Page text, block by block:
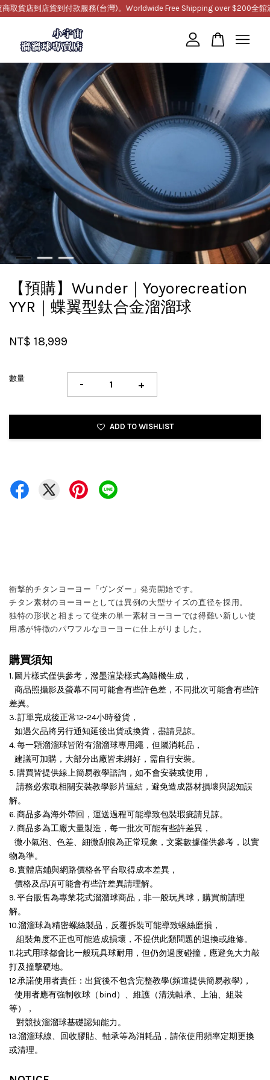
取貨店到店貨到付款服務(台灣)。Worldwide Free Shipping over $200全館滿
【預購】Wunder｜Yoyorecreation
YYR｜蝶翼型鈦合金溜溜球
NT$ 18,999
數量 - +
ADD TO WISHLIST
衝撃的チタンヨーヨー「ヴンダー」発売開始です。
チタン素材のヨーヨーとしては異例の大型サイズの直径を採用。
独特の形状と相まって従来の単一素材ヨーヨーでは得難い新しい使
用感が特徴のパワフルなヨーヨーに仕上がりました。
購買須知
1. 圖片樣式僅供參考，潑墨渲染樣式為隨機生成，
商品照攝影及螢幕不同可能會有些許色差，不同批次可能會有些許
差異。
3. 訂單完成後正常12-24小時發貨，
如遇欠品將另行通知延後出貨或換貨，盡請見諒。
4. 每一顆溜溜球皆附有溜溜球專用繩，但屬消耗品，
建議可加購，大部分出廠皆未綁好，需自行安裝。
5. 購買皆提供線上簡易教學諮詢，如不會安裝或使用，
請務必索取相關安裝教學影片連結，避免造成器材損壞與認知誤
解。
6. 商品多為海外帶回，運送過程可能導致包裝瑕疵請見諒。
7. 商品多為工廠大量製造，每一批次可能有些許差異，
微小氣泡、色差、細微刮痕為正常現象，文案數據僅供參考，以實
物為準。
8. 實體店鋪與網路價格各平台取得成本差異，
價格及品項可能會有些許差異請理解。
9. 平台販售為專業花式溜溜球商品，非一般玩具球，購買前請理
解。
10.溜溜球為精密螺絲製品，反覆拆裝可能導致螺絲磨損，
組裝角度不正也可能造成損壞， 不提供此類問題的退換或維修。
11.花式用球都會比一般玩具球耐用，但仍勿過度碰撞，應避免大力敲
打及撞擊硬地。
12.承諾使用者責任：出貨後不包含完整教學(頻道提供簡易教學)，
使用者應有強制收球（bind）、維護（清洗軸承、上油、組裝
等），
對競技溜溜球基礎認知能力。
13.溜溜球線、回收膠貼、軸承等為消耗品，請依使用頻率定期更換
或清理。
您的購物車目前還是空的。
繼續購物